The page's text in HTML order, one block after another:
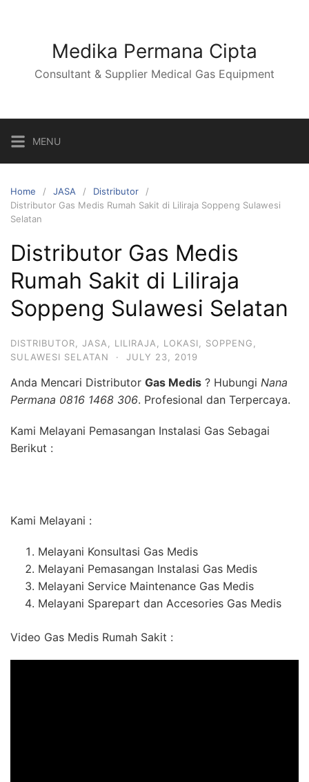
Medika Permana Cipta
Consultant & Supplier Medical Gas Equipment
MENU
Home JASA
Distributor
Distributor Gas Medis Rumah Sakit di Liliraja Soppeng Sulawesi
Selatan
Distributor Gas Medis
Rumah Sakit di Liliraja
Soppeng Sulawesi Selatan
DISTRIBUTOR JASA LILIRAJA LOKASI SOPPENG
SULAWESI SELATAN
· JULY 23, 2019
Anda Mencari Distributor Gas Medis ? Hubungi Nana
Permana 0816 1468 306. Profesional dan Terpercaya.
Kami Melayani Pemasangan Instalasi Gas Sebagai
Berikut :
Kami Melayani :
Melayani Konsultasi Gas Medis
Melayani Pemasangan Instalasi Gas Medis
Melayani Service Maintenance Gas Medis
Melayani Sparepart dan Accesories Gas Medis
Video Gas Medis Rumah Sakit :